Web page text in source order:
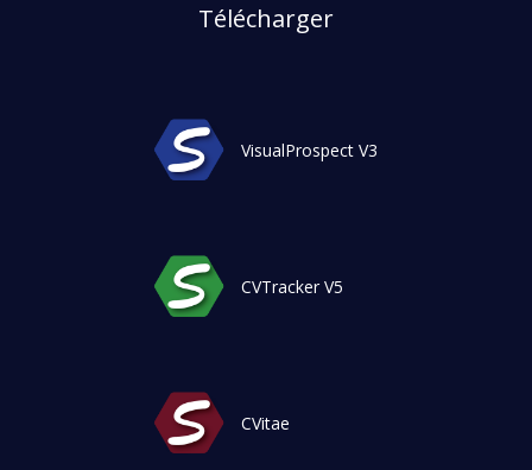
Télécharger
VisualProspect V3
CVTracker V5
CVitae